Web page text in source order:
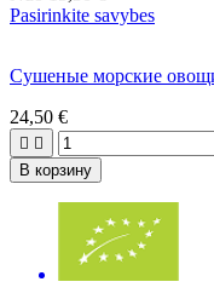
Pasirinkite savybes
Сушеные морские
24,50 €
 
В корзину